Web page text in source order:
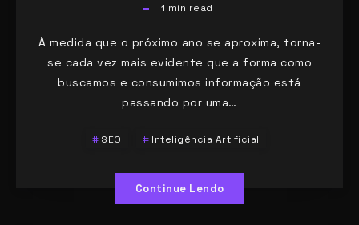
1 min read
À medida que o próximo ano se aproxima, torna-
se cada vez mais evidente que a forma como
buscamos e consumimos informação está
passando por uma…
SEO Inteligência Artificial
Continue Lendo